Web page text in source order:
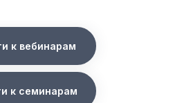
к семинарам
к вебинарам